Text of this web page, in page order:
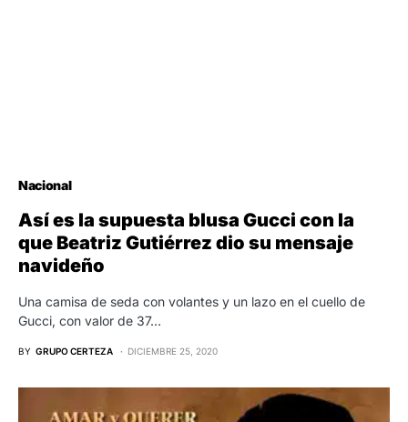
Nacional
Así es la supuesta blusa Gucci con la
que Beatriz Gutiérrez dio su mensaje
navideño
Una camisa de seda con volantes y un lazo en el cuello de
Gucci, con valor de 37…
BY GRUPO CERTEZA DICIEMBRE 25, 2020